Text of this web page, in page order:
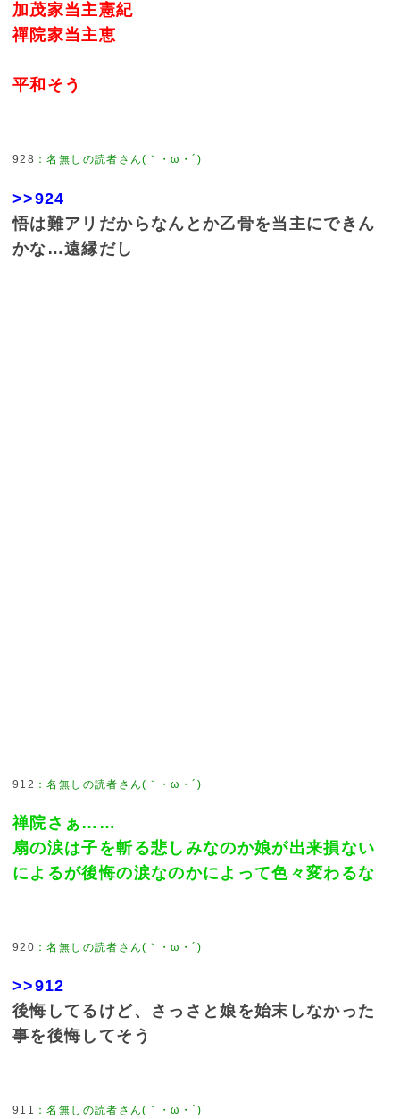
加茂家当主憲紀
禪院家当主恵
平和そう
928 ：名無しの読者さん(｀・ω・´)
>>924
悟は難アリだからなんとか乙骨を当主にできん
かな…遠縁だし
912 ：名無しの読者さん(｀・ω・´)
禅院さぁ……
扇の涙は子を斬る悲しみなのか娘が出来損ない
によるが後悔の涙なのかによって色々変わるな
920 ：名無しの読者さん(｀・ω・´)
>>912
後悔してるけど、さっさと娘を始末しなかった
事を後悔してそう
911 ：名無しの読者さん(｀・ω・´)